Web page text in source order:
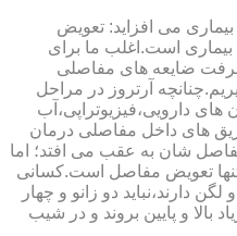
می افزاید: تعویض
است.اغلب ما برای
ضایعه های مفاصلی
آرتروز در مراحل
های دارویی،فیزیوتراپی،آب
های داخل مفاصلی درمان
شان به عقب می افتد؛ اما
تعویض مفاصل است.کسانی
دارند،نباید دو زانو و چهار
بالا و پایین بروند و در شیب